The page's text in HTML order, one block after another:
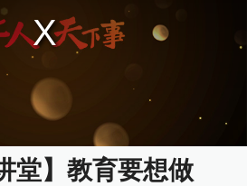
堂】教育要想做